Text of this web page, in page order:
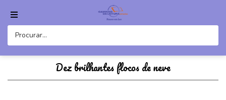
Dez brilhantes flocos de neve